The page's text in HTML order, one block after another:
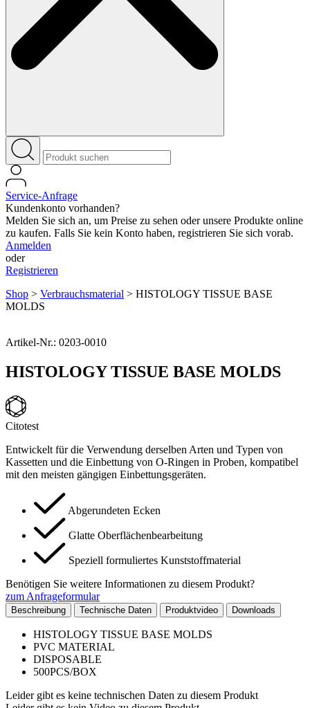
Service-Anfrage
Kundenkonto vorhanden?
Melden Sie sich an, um Preise zu sehen oder unsere Produkte online
zu kaufen. Falls Sie kein Konto haben, registrieren Sie sich vorab.
Anmelden
oder
Registrieren
Shop > Verbrauchsmaterial > HISTOLOGY TISSUE BASE
MOLDS
Artikel-Nr.: 0203-0010
HISTOLOGY TISSUE BASE MOLDS
Citotest
Entwickelt für die Verwendung derselben Arten und Typen von
Kassetten und die Einbettung von O-Ringen in Proben, kompatibel
mit den meisten gängigen Einbettungsgeräten.
Abgerundeten Ecken
Glatte Oberflächenbearbeitung
Speziell formuliertes Kunststoffmaterial
Benötigen Sie weitere Informationen zu diesem Produkt?
zum Anfrageformular
Beschreibung Technische Daten Produktvideo Downloads
HISTOLOGY TISSUE BASE MOLDS
PVC MATERIAL
DISPOSABLE
500PCS/BOX
Leider gibt es keine technischen Daten zu diesem Produkt